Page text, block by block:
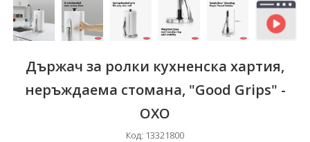
Държач за ролки кухненска хартия,
неръждаема стомана, "Good Grips" -
OXO
Код: 13321800